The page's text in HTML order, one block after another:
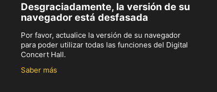
Desgraciadamente, la versión de su
navegador está desfasada
Por favor, actualice la versión de su navegador
para poder utilizar todas las funciones del Digital
Concert Hall.
Saber más